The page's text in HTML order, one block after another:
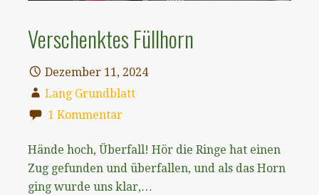
Verschenktes Füllhorn
Dezember 11, 2024
Lang Grundblatt
1 Kommentar
Hände hoch, Überfall! Hör die Ringe hat einen
Zug gefunden und überfallen, und als das Horn
ging wurde uns klar,…